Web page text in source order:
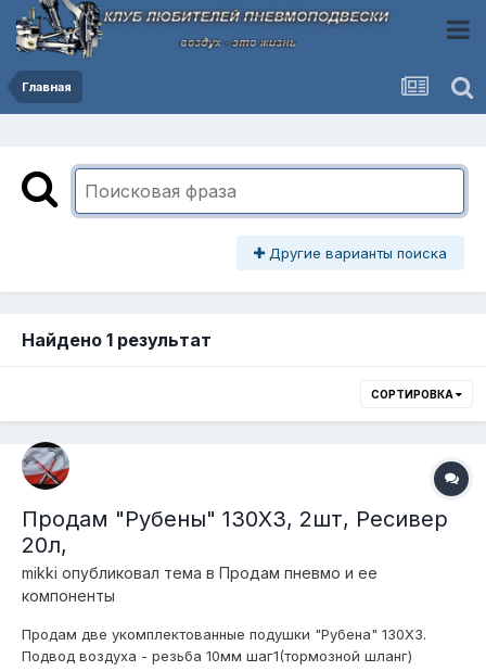
Главная
Другие варианты поиска
Найдено 1 результат
СОРТИРОВКА
Продам "Рубены" 130Х3, 2шт, Ресивер
20л,
mikki опубликовал тема в Продам пневмо и ее
компоненты
Продам две укомплектованные подушки "Рубена" 130Х3.
Подвод воздуха - резьба 10мм шаг1(тормозной шланг)